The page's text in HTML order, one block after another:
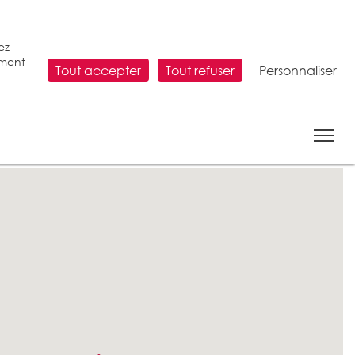
Tout accepter Tout refuser Personnaliser